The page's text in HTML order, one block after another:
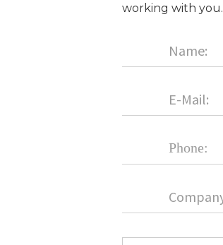
working with you.